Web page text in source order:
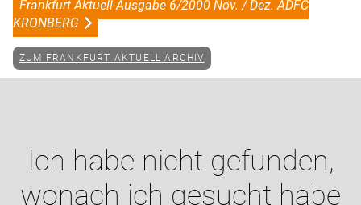
Frankfurt Aktuell Ausgabe 6/2000 Nov. / Dez. ADFC
KRONBERG
ZUM FRANKFURT AKTUELL ARCHIV
Ich habe nicht gefunden,
wonach ich gesucht habe